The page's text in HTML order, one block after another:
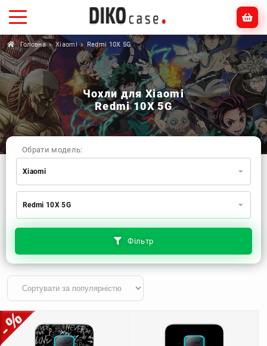
Головна Xiaomi Redmi 10X 5G
Чохли для Xiaomi
Redmi 10X 5G
Фільтр
Обрати модель:
Xiaomi
Xiaomi
Apple
Huawei
Realme
TECNO
ZTE
OnePlus
Motorola
Redmi 10X 5G